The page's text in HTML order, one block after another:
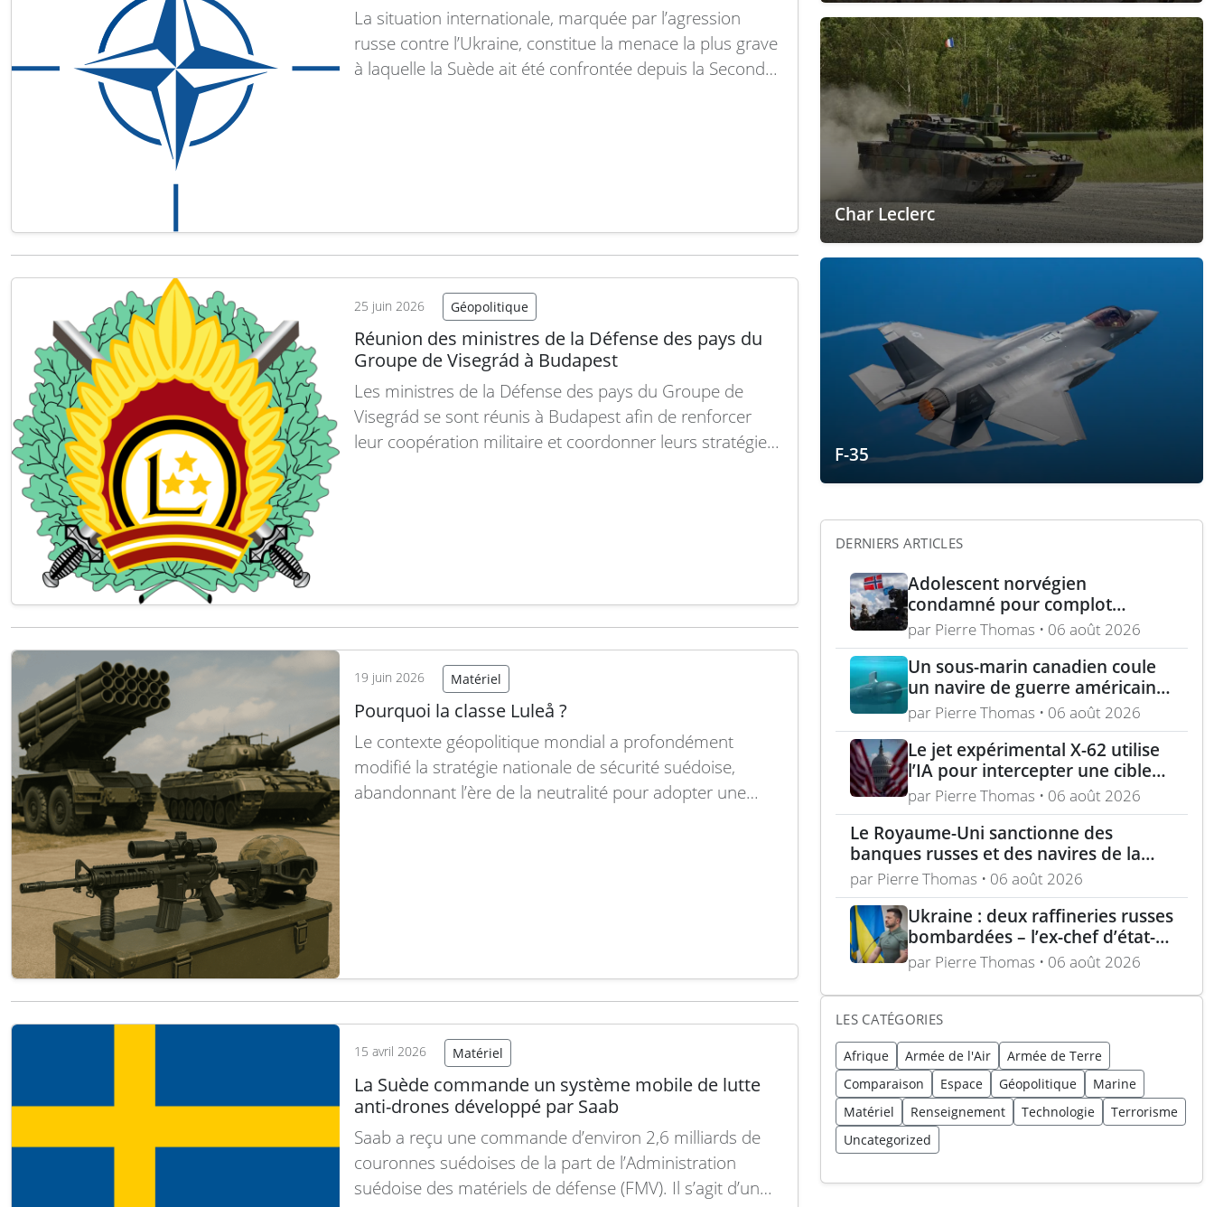
La situation internationale, marquée par l’agression
russe contre l’Ukraine, constitue la menace la plus grave
à laquelle la Suède ait été confrontée depuis la Seconde
25 juin 2026 Géopolitique
Réunion des ministres de la Défense des pays du
Groupe de Visegrád à Budapest
Les ministres de la Défense des pays du Groupe de
Visegrád se sont réunis à Budapest afin de renforcer
leur coopération militaire et coordonner leurs stratégies
19 juin 2026 Matériel
Pourquoi la classe Luleå ?
Le contexte géopolitique mondial a profondément
modifié la stratégie nationale de sécurité suédoise,
abandonnant l’ère de la neutralité pour adopter une
15 avril 2026 Matériel
La Suède commande un système mobile de lutte
anti-drones développé par Saab
Saab a reçu une commande d’environ 2,6 milliards de
couronnes suédoises de la part de l’Administration
suédoise des matériels de défense (FMV). Il s’agit d’un
Char Leclerc
F-35
DERNIERS ARTICLES
Adolescent norvégien
condamné pour complot
d’assassinat au Royaume-Uni
avec armes et munitions
par Pierre Thomas • 06 août 2026
Un sous-marin canadien coule
un navire de guerre américain
lors de l’exercice RIMPAC 2026
par Pierre Thomas • 06 août 2026
Le jet expérimental X-62 utilise
l’IA pour intercepter une cible
aérienne en conditions réelles
par Pierre Thomas • 06 août 2026
Le Royaume-Uni sanctionne des
banques russes et des navires de la
flotte fantôme liée à Moscou
par Pierre Thomas • 06 août 2026
Ukraine : deux raffineries russes
bombardées – l’ex-chef d’état-
major ukrainien juge l’OTAN
dépassée
par Pierre Thomas • 06 août 2026
LES CATÉGORIES
Afrique Armée de l'Air
Armée de Terre
Comparaison
Espace Géopolitique
Marine
Matériel
Renseignement Technologie
Terrorisme
Uncategorized